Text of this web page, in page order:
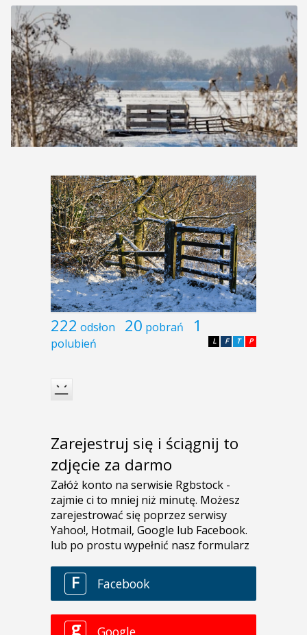
222 odsłon 20 pobrań 1
polubień P
T
F
L
Zarejestruj się i ściągnij to
zdjęcie za darmo